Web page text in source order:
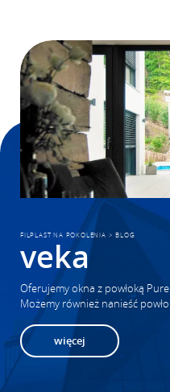
FILPLAST NA POKOLENIA >BLOG
veka
Oferujemy okna z powłoką
Możemy również nanieść
więcej